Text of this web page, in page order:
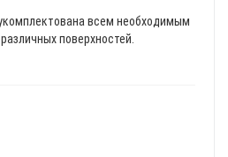
всем необходимым
поверхностей.